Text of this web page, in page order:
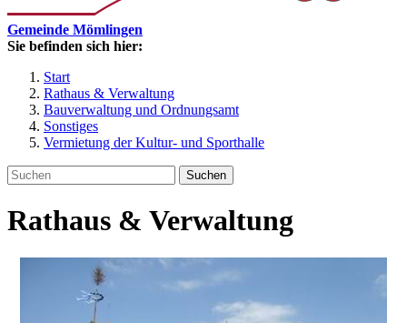
Gemeinde Mömlingen
Sie befinden sich hier:
Start
Rathaus & Verwaltung
Bauverwaltung und Ordnungsamt
Sonstiges
Vermietung der Kultur- und Sporthalle
Suchen
Rathaus & Verwaltung